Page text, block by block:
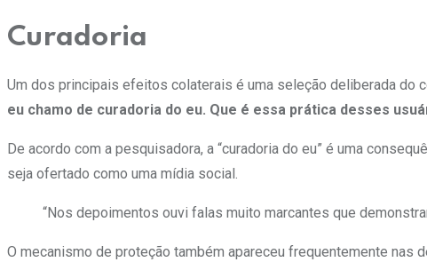
Curadoria
Um dos principais efeitos colaterais é uma seleção deliberada do
eu chamo de curadoria do eu. Que é essa prática desses
De acordo com a pesquisadora, a “curadoria do eu” é uma
seja ofertado como uma mídia social.
“Nos depoimentos ouvi falas muito marcantes que
O mecanismo de proteção também apareceu frequentemente nas